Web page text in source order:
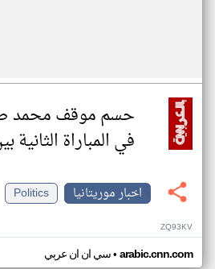
حسم موقف محمد
في المباراة الثانية
اخبار موريتانيا
Politics
ZQ93KV
سي ان ان عربي• arabic.cnn.com